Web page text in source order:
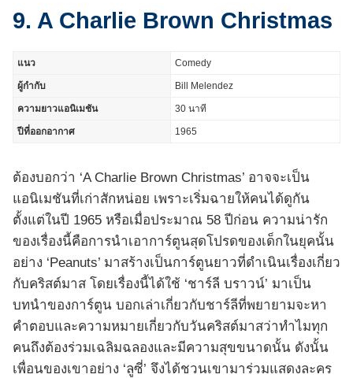
9. A Charlie Brown Christmas
แนว Comedy
ผู้กำกับ Bill Melendez
ความยาวแอนิเมชัน 30 นาที
ปีที่ออกอากาศ 1965
ต้องบอกว่า ‘A Charlie Brown Christmas’ อาจจะเป็น
แอนิเมชันที่เก่าสักหน่อย เพราะเริ่มฉายให้คนได้ดูกัน
ตั้งแต่ในปี 1965 หรือเมื่อประมาณ 58 ปีก่อน ความน่ารัก
ของเรื่องนี้คือการนำเอาการ์ตูนสุดโปรดของเด็กในยุคนั้น
อย่าง ‘Peanuts’ มาสร้างเป็นการ์ตูนยาวที่ดำเนินเรื่องเกี่ยว
กับคริสต์มาส โดยเรื่องนี้ได้ใช้ ‘ชาร์ลี บราวน์’ มาเป็น
บทนำของการ์ตูน บอกเล่าเกี่ยวกับชาร์ลีที่พยายามจะหา
คำตอบและความหมายเกี่ยวกับวันคริสต์มาสว่าทำไมทุก
คนถึงต้องร่วมเฉลิมฉลองและมีความสุขขนาดนั้น ดังนั้น
เพื่อนของเขาอย่าง ‘ลูซี่’ จึงได้ชวนเขามาร่วมแสดงละคร